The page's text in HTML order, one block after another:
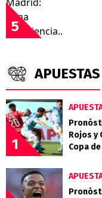
5
APUESTAS
1
Rojos y
Copa